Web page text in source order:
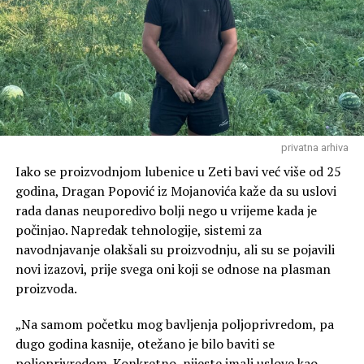
međutim upravo je ova lokacija bila definisana planskom
dokumentacijom kao odgovarajuća za ovu namjenu”,
kaže Asanović.
Lokacija na kojoj se gradi Vatrogasni dom je početna
tačka teritorije opštine, te recimo u slučaju intervencija
u priobalju jezera mora se proći čitava Zeta.
Vatrogascima će recimo, biti bliže Zelenika nego
Golubovci. Asanović ne smatra da će to predstavljati
problem u radu vatrogasaca.
“Ne smatramo da će lokacija predstavljati prepreku za
efikasno djelovanje Službe zaštite i spašavanja. Prilikom
planiranja vodilo se računa o saobraćajnoj povezanosti i
mogućnosti brzog izlaska vozila na glavne putne pravce.
na lokaciji sa koje će se moći efikasno pokrivati cijela
teritorija opštine i omogućiti brz odgovor u svim
privatna arhiva
Iako se proizvodnjom lubenice u Zeti bavi već više od 25
godina, Dragan Popović iz Mojanovića kaže da su uslovi
rada danas neuporedivo bolji nego u vrijeme kada je
počinjao. Napredak tehnologije, sistemi za
navodnjavanje olakšali su proizvodnju, ali su se pojavili
novi izazovi, prije svega oni koji se odnose na plasman
proizvoda.
„Na samom početku mog bavljenja poljoprivredom, pa
dugo godina kasnije, otežano je bilo baviti se